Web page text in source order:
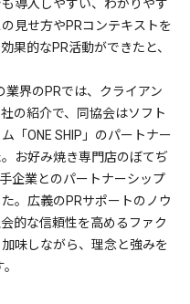
導入しやすい、わかりやす
見せ方やPRコンテキストを
果的なPR活動ができたと、
業界のPRでは、クライアン
の紹介で、同協会はソフト
「ONE SHIP」のパートナー
お好み焼き専門店のぼてぢ
企業とのパートナーシップ
。広義のPRサポートのノウ
的な信頼性を高めるファク
味しながら、理念と強みを